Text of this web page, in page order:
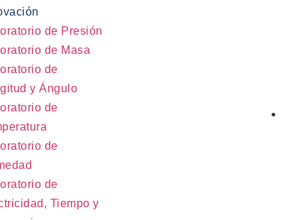
de Presión
de Masa
de
y Ángulo
de
de
de
Tiempo y